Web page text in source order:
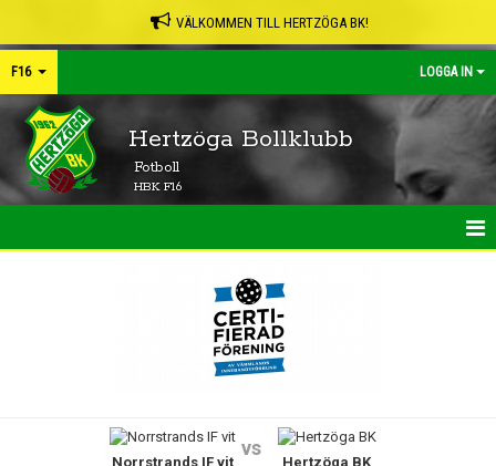
VÄLKOMMEN TILL HERTZÖGA BK!
F16 LOGGA IN
Hertzöga Bollklubb
Fotboll
HBK F16
Norrstrands IF vit
vs
Hertzöga BK